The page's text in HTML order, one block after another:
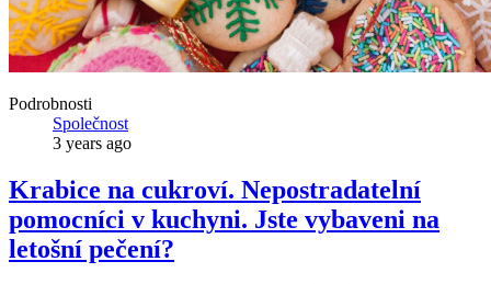
Podrobnosti
Společnost
3 years ago
Krabice na cukroví. Nepostradatelní
pomocníci v kuchyni. Jste vybaveni na
letošní pečení?